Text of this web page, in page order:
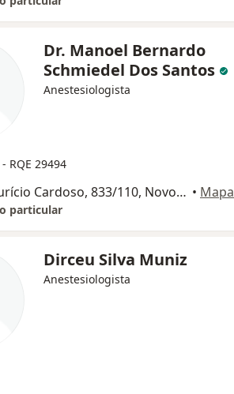
Dr. Manoel Bernardo
Schmiedel Dos Santos
Anestesiologista
- RQE 29494
Av Dr Maurício Cardoso, 833/110, Novo Hamburgo • Mapa
particular
Dirceu Silva Muniz
Anestesiologista